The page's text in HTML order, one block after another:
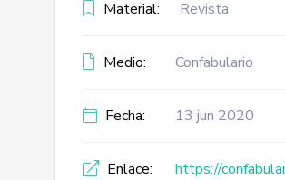
Material: Revista
Medio: Confabulario
Fecha: 13 jun 2020
Enlace: https://